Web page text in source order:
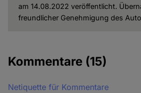
am 14.08.2022 veröffentlicht.
freundlicher Genehmigung des
Kommentare (15)
Netiquette für Kommentare